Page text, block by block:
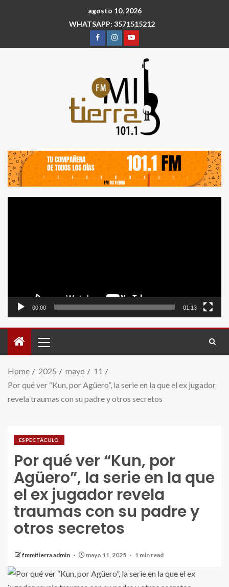
agosto 10, 2026
WHATSAPP: 3571515212
00:00 01:13
Home 2025 mayo
11
Por qué ver “Kun, por Agüero”, la serie en la que el ex jugador
revela traumas con su padre y otros secretos
ESPECTÁCULO
Por qué ver “Kun, por
Agüero”, la serie en la que
el ex jugador revela
traumas con su padre y
otros secretos
fmmitierra admin mayo 11, 2025 1 min read